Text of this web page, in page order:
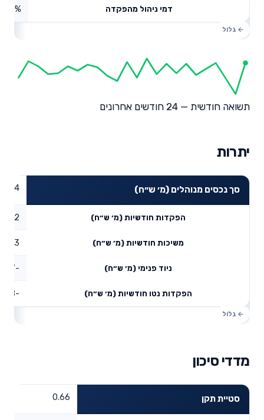
דמי ניהול מהפקדה
תשואה חודשית — 24 חודשים אחרונים
יתרות
סך נכסים מנוהלים (מ׳ ש״ח)
הפקדות חודשיות (מ׳ ש״ח) 0.12
משיכות חודשיות (מ׳ ש״ח) 0.23
ניוד פנימי (מ׳ ש״ח) -2.57
הפקדות נטו חודשיות (מ׳ ש״ח) -2.68
מדדי סיכון
סטיית תקן 0.66